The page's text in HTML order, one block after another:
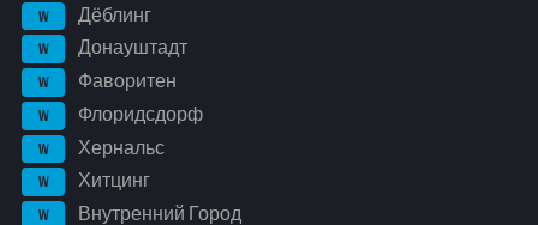
W Дёблинг
W Донауштадт
W Фаворитен
W Флоридсдорф
W Хернальс
W Хитцинг
W Внутренний Город